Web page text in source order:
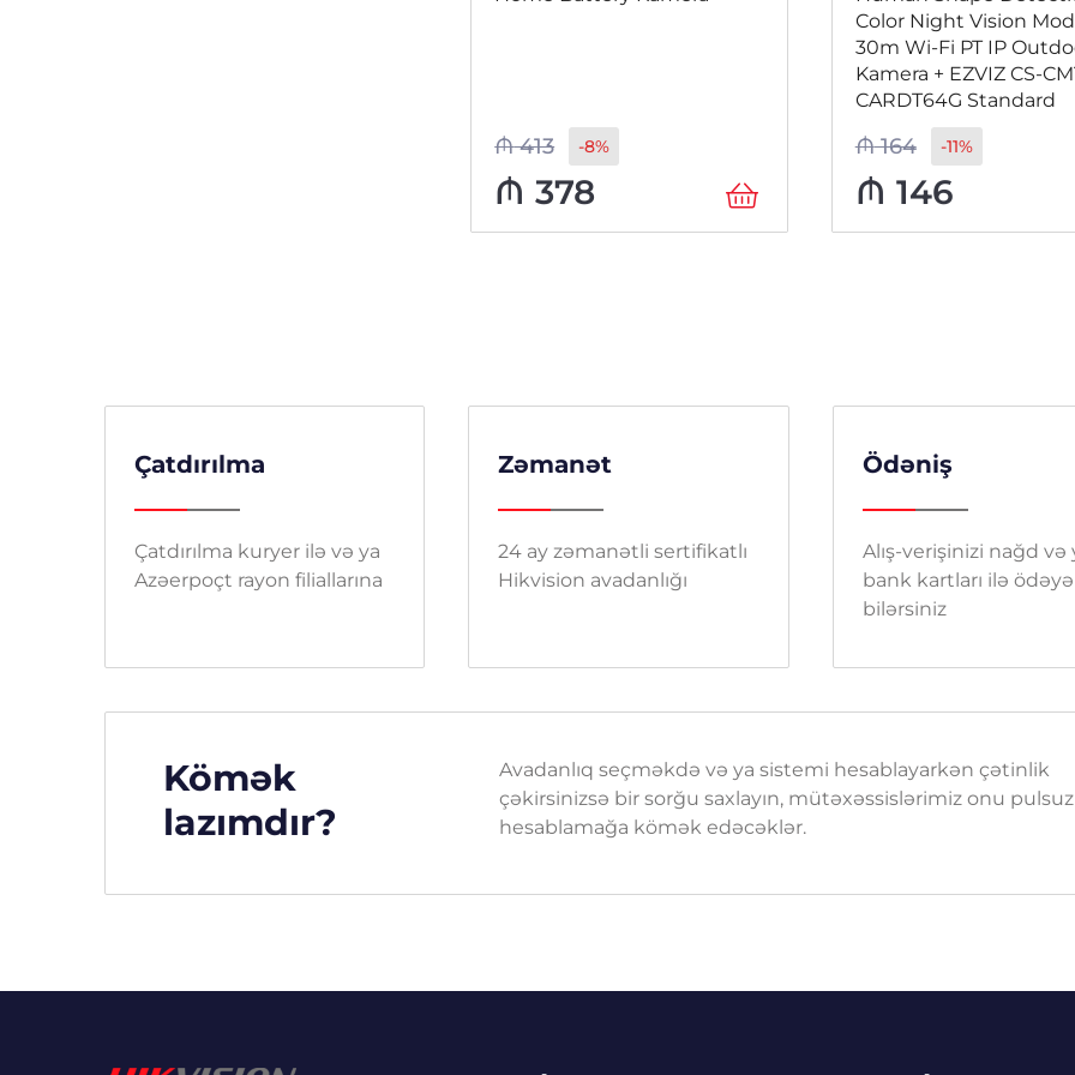
₼413 -8%
₼ 378
Color Night Vision
30m Wi-Fi PT IP
Kamera + EZVIZ CS-
CARDT64G Standard
₼164 -11%
₼ 146
Çatdırılma
Çatdırılma kuryer ilə və ya
Azəerpoçt rayon filiallarına
Zəmanət
24 ay zəmanətli sertifikatlı
Hikvision avadanlığı
Ödəniş
Alış-verişinizi nağd və
bank kartları ilə ödəyə
bilərsiniz
Kömək
lazımdır?
Avadanlıq seçməkdə və ya sistemi hesablayarkən çətinlik
çəkirsinizsə bir sorğu saxlayın, mütəxəssislərimiz onu pulsuz
hesablamağa kömək edəcəklər.